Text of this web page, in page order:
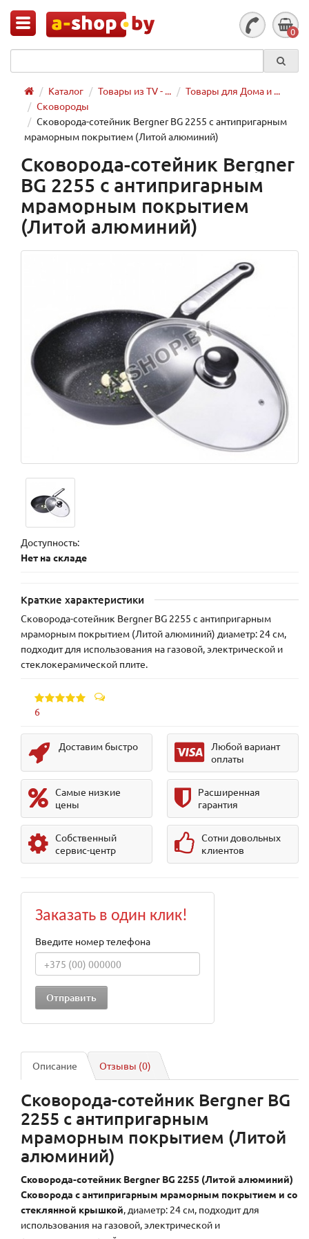
0
Каталог Товары из TV - ...
Товары для Дома и ...
Сковороды
Сковорода-сотейник Bergner BG 2255 с антипригарным
мраморным покрытием (Литой алюминий)
Сковорода-сотейник Bergner
BG 2255 с антипригарным
мраморным покрытием
(Литой алюминий)
Доступность:
Нет на складе
Краткие характеристики
Сковорода-сотейник Bergner BG 2255 с антипригарным
мраморным покрытием (Литой алюминий) диаметр: 24 см,
подходит для использования на газовой, электрической и
стеклокерамической плите.
6
Доставим быстро
Любой вариант
оплаты
Самые низкие
цены
Расширенная
гарантия
Собственный
сервис-центр
Сотни довольных
клиентов
Заказать в один клик!
Введите номер телефона
Описание Отзывы (0)
Сковорода-сотейник Bergner BG
2255 с антипригарным
мраморным покрытием (Литой
алюминий)
Сковорода-сотейник Bergner BG 2255 (Литой алюминий)
Сковорода с антипригарным мраморным покрытием и со
стеклянной крышкой, диаметр: 24 см, подходит для
использования на газовой, электрической и